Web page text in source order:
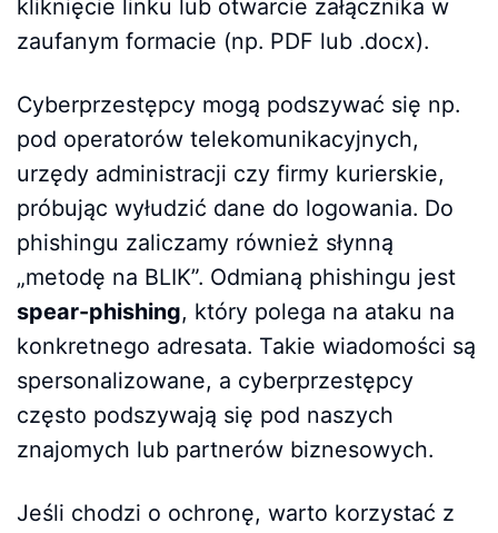
kliknięcie linku lub otwarcie załącznika w
zaufanym formacie (np. PDF lub .docx).
Cyberprzestępcy mogą podszywać się np.
pod operatorów telekomunikacyjnych,
urzędy administracji czy firmy kurierskie,
próbując wyłudzić dane do logowania. Do
phishingu zaliczamy również słynną
„metodę na BLIK”. Odmianą phishingu jest
spear-phishing, który polega na ataku na
konkretnego adresata. Takie wiadomości są
spersonalizowane, a cyberprzestępcy
często podszywają się pod naszych
znajomych lub partnerów biznesowych.
Jeśli chodzi o ochronę, warto korzystać z